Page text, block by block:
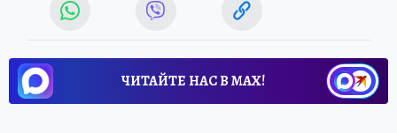
ЧИТАЙТЕ НАС В МАХ!